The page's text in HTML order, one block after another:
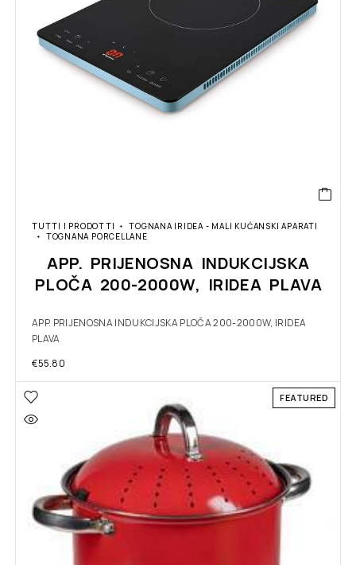
TUTTI I PRODOTTI
TOGNANA IRIDEA - MALI KUĆANSKI APARATI
TOGNANA PORCELLANE
APP. PRIJENOSNA INDUKCIJSKA
PLOČA 200-2000W, IRIDEA PLAVA
APP. PRIJENOSNA INDUKCIJSKA PLOČA 200-2000W, IRIDEA
PLAVA
€55.80
FEATURED